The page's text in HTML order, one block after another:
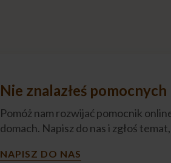
Nie znalazłeś
Pomóż nam rozwijać pomocnik
domach. Napisz do nas i zgłoś
NAPISZ DO NAS